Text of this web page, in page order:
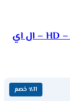
شاشة جولد تك 32 بوصة – HD – Eco Mode – ال اي
٪11 خصم